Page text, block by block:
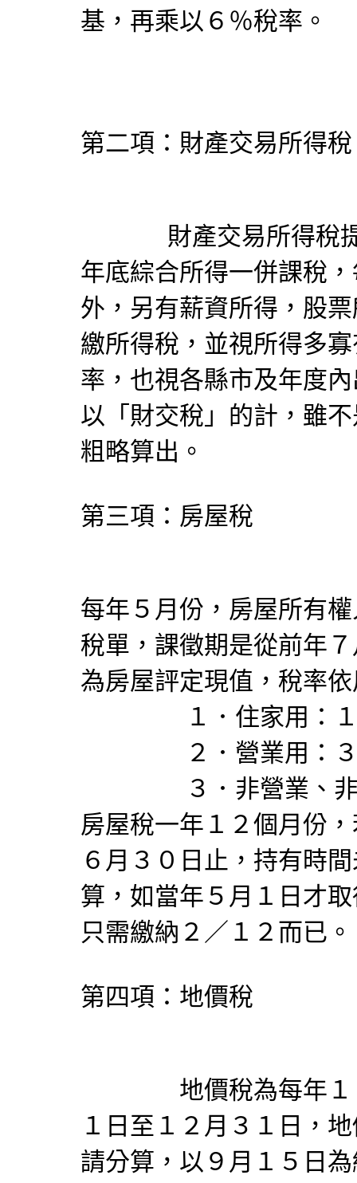
基，再乘以６％稅率。
第二項：財產交易所得稅
財產交易所得稅提
年底綜合所得一併課稅
外，另有薪資所得，股
繳所得稅，並視所得多
率，也視各縣市及年度
以「財交稅」的計，雖
粗略算出。
第三項：房屋稅
每年５月份，房屋所有
稅單，課徵期是從前年
為房屋評定現值，稅率
１．住家用：１
２．營業用：３
３．非營業、非
房屋稅一年１２個月份
６月３０日止，持有時
算，如當年５月１日才
只需繳納２／１２而已。
第四項：地價稅
地價稅為每年１１
１日至１２月３１日，
請分算，以９月１５日